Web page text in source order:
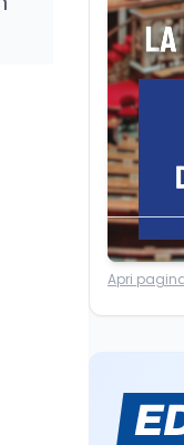
Apri